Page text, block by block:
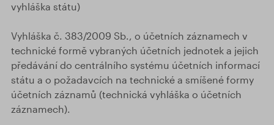
vyhláška státu)
Vyhláška č. 383/2009 Sb., o účetních záznamech v
technické formě vybraných účetních jednotek a jejich
předávání do centrálního systému účetních informací
státu a o požadavcích na technické a smíšené formy
účetních záznamů (technická vyhláška o účetních
záznamech).